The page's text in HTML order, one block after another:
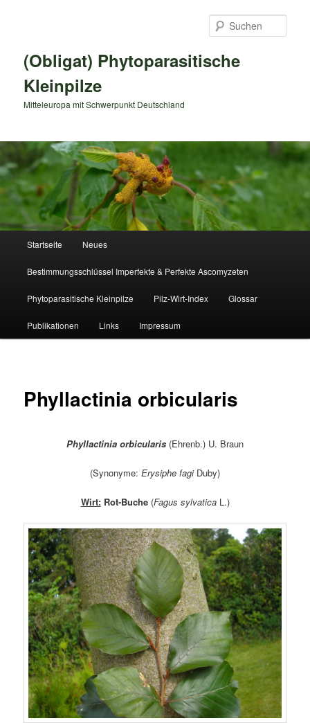
(Obligat) Phytoparasitische
Kleinpilze
Mitteleuropa mit Schwerpunkt Deutschland
Startseite Neues
Bestimmungsschlüssel Imperfekte & Perfekte Ascomyzeten
Phytoparasitische Kleinpilze Pilz-Wirt-Index Glossar
Publikationen Links Impressum
Phyllactinia orbicularis
Phyllactinia orbicularis (Ehrenb.) U. Braun
(Synonyme: Erysiphe fagi Duby)
Wirt:Rot-Buche(Fagus sylvaticaL.)